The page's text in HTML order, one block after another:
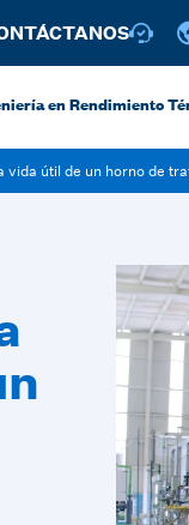
en Rendimiento
vida útil de un horno de